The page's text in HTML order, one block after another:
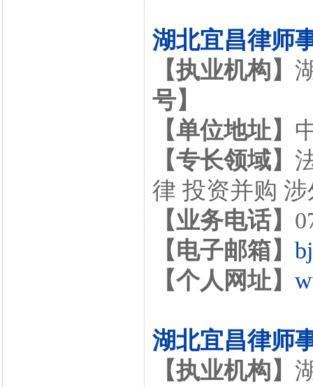
湖北宜昌律师
【执业机构】
号】
【单位地址】
【专长领域】
律 投资并购
【业务电话】
【电子邮箱】
【个人网址】
湖北宜昌律师
【执业机构】